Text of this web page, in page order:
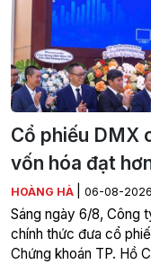
Cổ phiếu DMX
vốn hóa đạt
HOÀNG HÀ 06-08-2026
Sáng ngày 6/8, Công
chính thức đưa cổ
Chứng khoán TP. Hồ